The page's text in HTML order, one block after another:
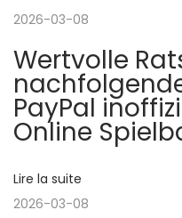
o
n
d
e
é
d
e
n
t
:
,
F
r
e
i
s
i
e
2026-03-08
Wertvolle
PayPal
Online
Lire la suite
2026-03-08